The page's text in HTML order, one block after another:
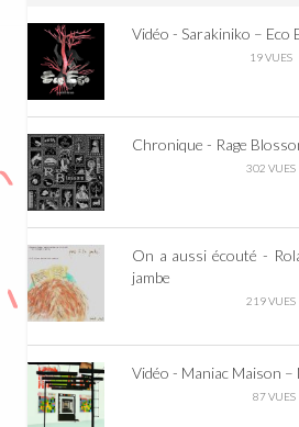
Vidéo - Sarakiniko – Eco
19 VUES
Chronique - Rage
302 VUES
On a aussi écouté -
jambe
219 VUES
Vidéo - Maniac Maison –
87 VUES